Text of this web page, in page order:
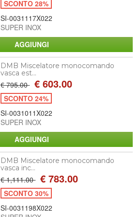
SCONTO 28%
SI-0031117X022
SUPER INOX
DMB Miscelatore monocomando
vasca est...
€ 795.00 € 603.00
SCONTO 24%
SI-0031011X022
SUPER INOX
DMB Miscelatore monocomando
vasca inc...
€ 1,111.00 € 783.00
SCONTO 30%
SI-0031198X022